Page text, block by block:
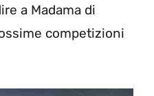
a Madama di
competizioni